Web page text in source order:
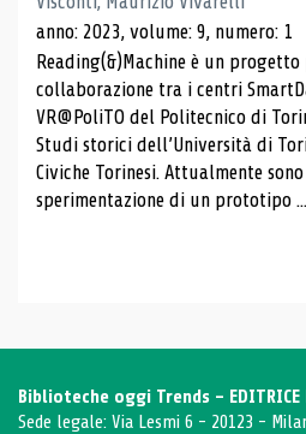
anno: 2023, volume: 9, numero: 1
Reading(&)Machine è un progetto
collaborazione tra i centri
VR@PoliTO del Politecnico di
Studi storici dell’Università di
Civiche Torinesi. Attualmente
sperimentazione di un prototipo ...
Biblioteche oggi Trends - EDITRICE
Sede legale: Via Lesmi 6 - 20123 -